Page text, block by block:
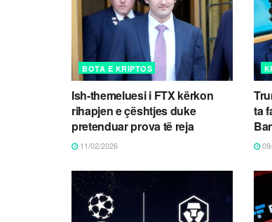
BOTA E KRIPTOS
Ish-themeluesi i FTX kërkon
rihapjen e çështjes duke
pretenduar prova të reja
11/02/2026
ta